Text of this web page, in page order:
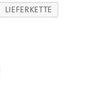
LIEFERKETTE